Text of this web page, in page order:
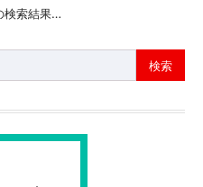
検索結果…